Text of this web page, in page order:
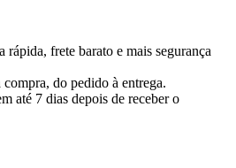
rápida, frete barato e mais segurança
compra, do pedido à entrega.
até 7 dias depois de receber o